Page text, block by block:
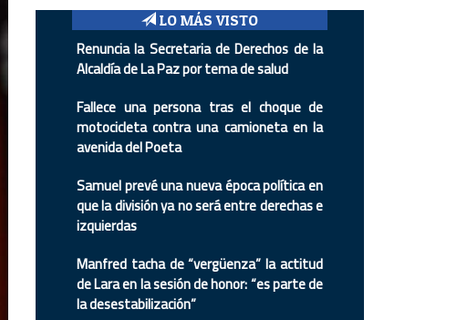
LO MÁS VISTO
Renuncia la Secretaria de Derechos de la
Alcaldía de La Paz por tema de salud
Fallece una persona tras el choque de
motocicleta contra una camioneta en la
avenida del Poeta
Samuel prevé una nueva época política en
que la división ya no será entre derechas e
izquierdas
Manfred tacha de “vergüenza” la actitud
de Lara en la sesión de honor: “es parte de
la desestabilización”